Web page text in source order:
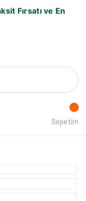
Fırsatı ve En
Sepetim